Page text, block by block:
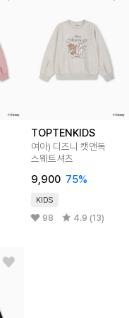
TOPTENKIDS
여아) 디즈니 캣앤독
스웨트셔츠
9,900 75%
KIDS
98 4.9 (13)